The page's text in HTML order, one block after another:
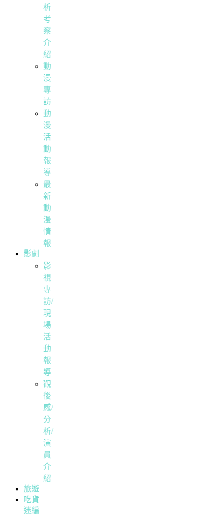
析
考
察
介
紹
動
漫
專
訪
動
漫
活
動
報
導
最
新
動
漫
情
報
影劇
影
視
專
訪/
現
場
活
動
報
導
觀
後
感/
分
析/
演
員
介
紹
旅遊
吃貨
迷編